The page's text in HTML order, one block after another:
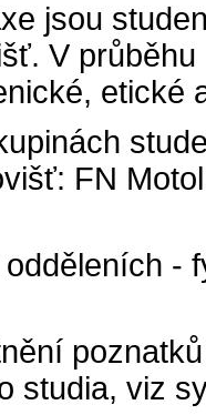
jsou
V
etické
FN
-
studia, viz